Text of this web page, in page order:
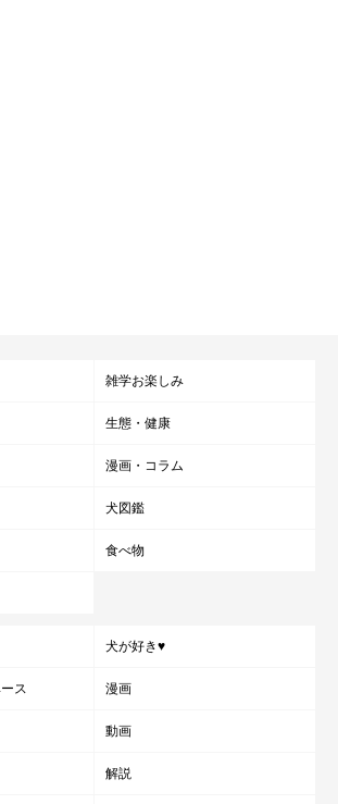
雑学お楽しみ
生態・健康
漫画・コラム
犬図鑑
食べ物
犬が好き♥
ス 漫画
動画
解説